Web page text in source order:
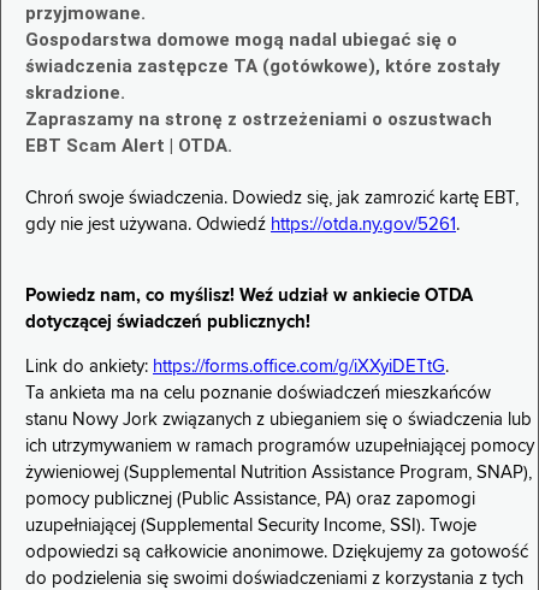
przyjmowane.
Gospodarstwa domowe mogą nadal ubiegać się o
świadczenia zastępcze TA (gotówkowe), które zostały
skradzione.
Zapraszamy na stronę z ostrzeżeniami o oszustwach
EBT Scam Alert | OTDA.
Chroń swoje świadczenia. Dowiedz się, jak zamrozić kartę EBT,
gdy nie jest używana. Odwiedź https://otda.ny.gov/5261 .
Powiedz nam, co myślisz! Weź udział w ankiecie OTDA
dotyczącej świadczeń publicznych!
Link do ankiety: https://forms.office.com/g/iXXyiDETtG.
Ta ankieta ma na celu poznanie doświadczeń mieszkańców
stanu Nowy Jork związanych z ubieganiem się o świadczenia lub
ich utrzymywaniem w ramach programów uzupełniającej pomocy
żywieniowej (Supplemental Nutrition Assistance Program, SNAP),
pomocy publicznej (Public Assistance, PA) oraz zapomogi
uzupełniającej (Supplemental Security Income, SSI). Twoje
odpowiedzi są całkowicie anonimowe. Dziękujemy za gotowość
do podzielenia się swoimi doświadczeniami z korzystania z tych